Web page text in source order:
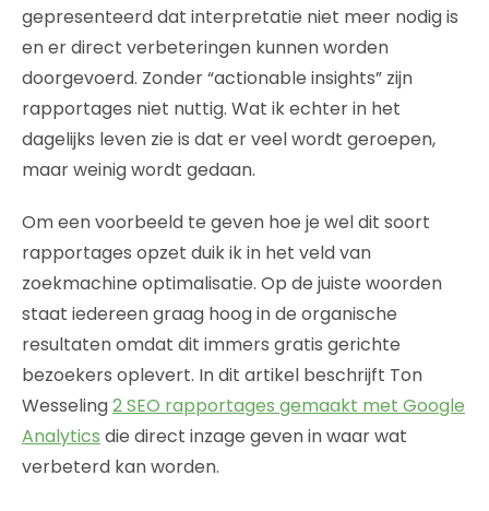
gepresenteerd dat interpretatie niet meer nodig is
en er direct verbeteringen kunnen worden
doorgevoerd. Zonder “actionable insights” zijn
rapportages niet nuttig. Wat ik echter in het
dagelijks leven zie is dat er veel wordt geroepen,
maar weinig wordt gedaan.
Om een voorbeeld te geven hoe je wel dit soort
rapportages opzet duik ik in het veld van
zoekmachine optimalisatie. Op de juiste woorden
staat iedereen graag hoog in de organische
resultaten omdat dit immers gratis gerichte
bezoekers oplevert. In dit artikel beschrijft Ton
Wesseling2 SEO rapportages gemaakt met Google
Analytics die direct inzage geven in waar wat
verbeterd kan worden.